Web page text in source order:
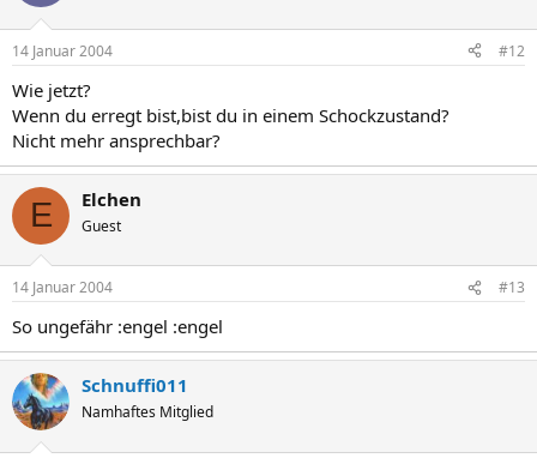
14 Januar 2004 #12
Wie jetzt?
Wenn du erregt bist,bist du in einem Schockzustand?
Nicht mehr ansprechbar?
E Elchen
Guest
14 Januar 2004 #13
So ungefähr :engel :engel
Schnuffi011
Namhaftes Mitglied